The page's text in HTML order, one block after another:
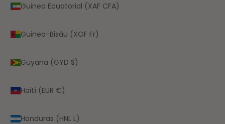
Guinea Ecuatorial (XAF CFA)
Guinea-Bisáu (XOF Fr)
Guyana (GYD $)
Haití (EUR €)
Honduras (HNL L)